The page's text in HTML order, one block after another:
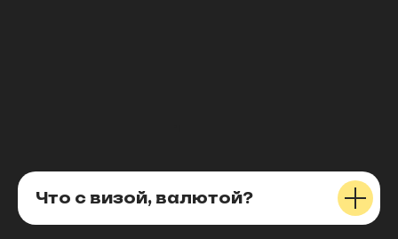
Что с визой, валютой?